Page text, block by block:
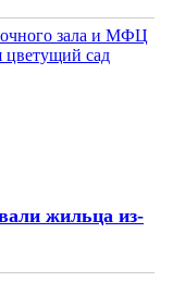
зала и МФЦ
цветущий сад
жильца из-